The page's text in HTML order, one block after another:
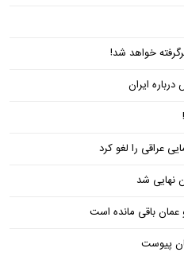
خواهد شد!
ایران
عراقی را لغو کرد
نهایی شد
عمان باقی مانده است
پیوست